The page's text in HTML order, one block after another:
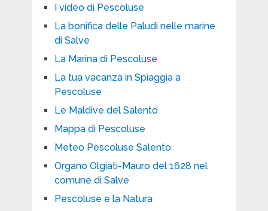
I video di Pescoluse
La bonifica delle Paludi nelle marine
di Salve
La Marina di Pescoluse
La tua vacanza in Spiaggia a
Pescoluse
Le Maldive del Salento
Mappa di Pescoluse
Meteo Pescoluse Salento
Organo Olgiati-Mauro del 1628 nel
comune di Salve
Pescoluse e la Natura